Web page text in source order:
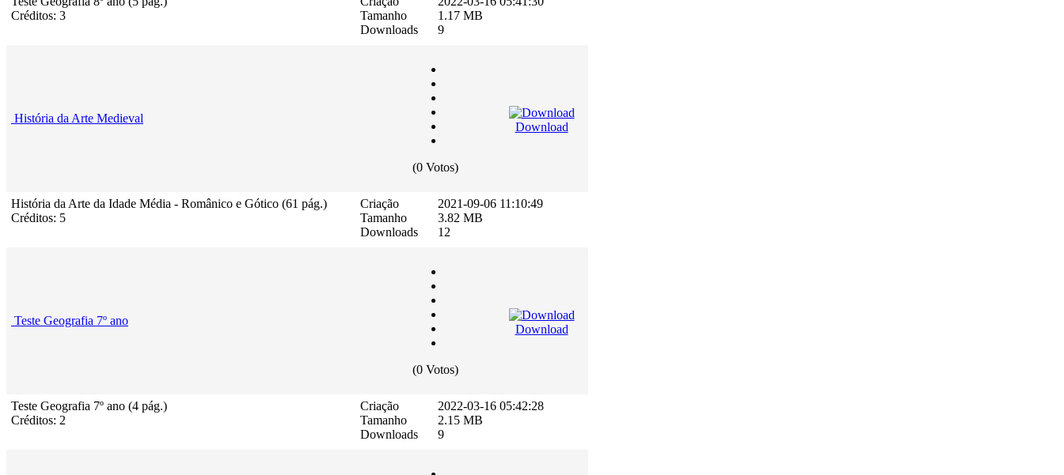
Créditos: 3
Tamanho
Downloads
1.17 MB
9
História da Arte Medieval
(0 Votos)
Download
História da Arte da Idade Média - Românico e Gótico (61 pág.)
Créditos: 5
Criação
Tamanho
Downloads
2021-09-06 11:10:49
3.82 MB
12
Teste Geografia 7º ano
(0 Votos)
Download
Teste Geografia 7º ano (4 pág.)
Créditos: 2
Criação
Tamanho
Downloads
2022-03-16 05:42:28
2.15 MB
9